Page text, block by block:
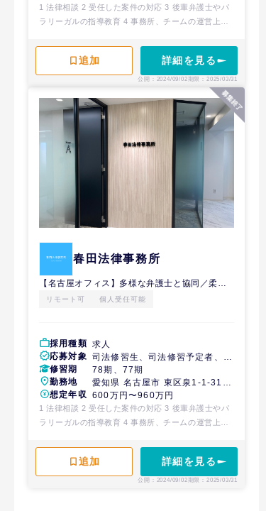
事ビル）
1 法律相談 2 受任した案件の対応 3 後輩弁護士やパ
ラリーガルの指導教育 4 事務所、チームの運営上必
詳細を見る
公開：2024/09/02期限：2025/03/31
春田法律事務所
【名古屋オフィス】多様な弁護士と協同／柔軟な働き方／働きに見合った収入
リモート可 個人受任可能
採用種類 求人
応募対象 司法修習生、司法修習予定者、経
験弁護士
修習期
78期、77期
勤務地
愛知県 名古屋市 東区泉1-1-31
吉泉ビル10階
想定年収 600万円〜960万円
1 法律相談 2 受任した案件の対応 3 後輩弁護士やパ
ラリーガルの指導教育 4 事務所、チームの運営上必
詳細を見る
公開：2024/09/02期限：2025/03/31